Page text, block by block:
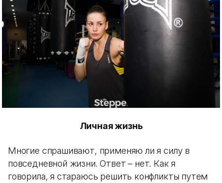
Личная жизнь
Многие спрашивают, применяю ли я силу в
повседневной жизни. Ответ – нет. Как я
говорила, я стараюсь решить конфликты путем